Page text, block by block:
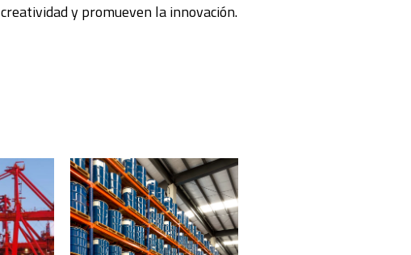
creatividad y promueven la innovación.